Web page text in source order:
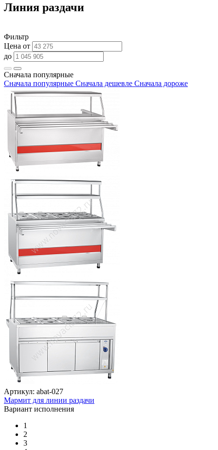
Линия раздачи
Фильтр
Цена от
до
Сначала популярные
Сначала популярные Сначала дешевле Сначала дороже
Артикул: abat-027
Мармит для линии раздачи
Вариант исполнения
1
2
3